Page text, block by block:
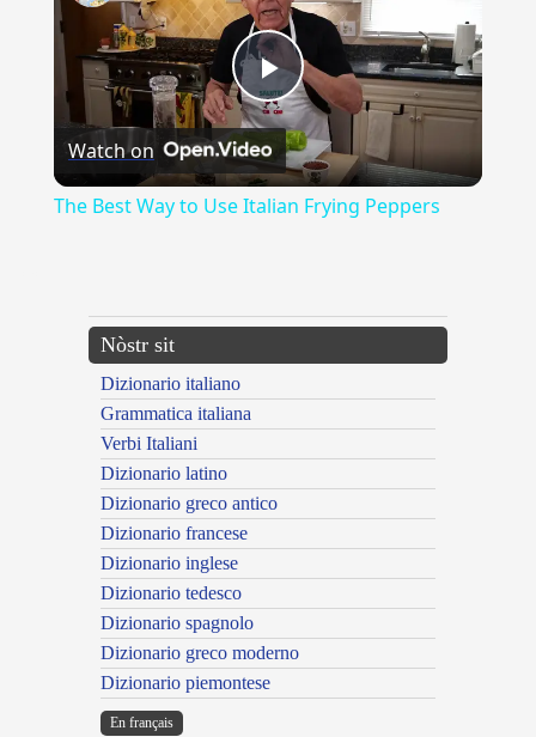
Play
Video
Watch on
The Best Way to Use Italian Frying Peppers
Nòstr sit
Dizionario italiano
Grammatica italiana
Verbi Italiani
Dizionario latino
Dizionario greco antico
Dizionario francese
Dizionario inglese
Dizionario tedesco
Dizionario spagnolo
Dizionario greco moderno
Dizionario piemontese
En français